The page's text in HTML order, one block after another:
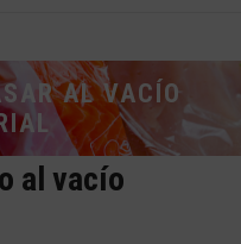
AL VACÍO
al vacío